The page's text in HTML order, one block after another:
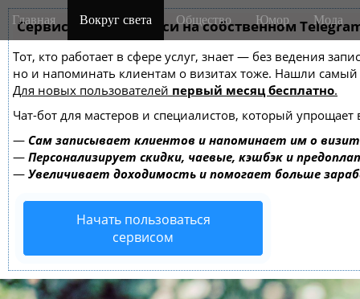
Сервис онлайн-записи на собственном
Тот, кто работает в сфере услуг, знает — без ведения
но и напоминать клиентам о визитах тоже. Нашли
Для новых пользователей первый месяц бесплатно.
Чат-бот для мастеров и специалистов, который упрощает
— Сам записывает клиентов и напоминает им о
— Персонализирует скидки, чаевые, кэшбэк и
— Увеличивает доходимость и помогает больше
Начать пользоваться
сервисом
M
a
n
m
e
n
u
i
Главная Вокруг света Общество Юмор Мода